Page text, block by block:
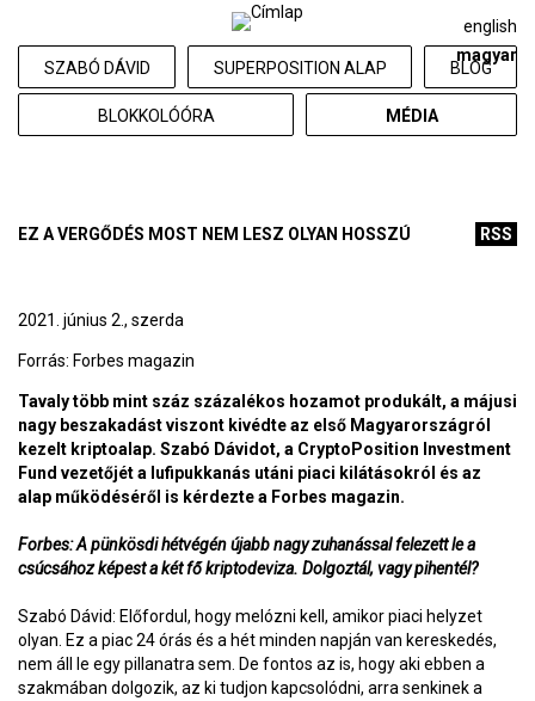
SZABÓ DÁVID SUPERPOSITION ALAP BLOG
BLOKKOLÓÓRA MÉDIA
english
magyar
RSS
EZ A VERGŐDÉS MOST NEM LESZ OLYAN HOSSZÚ
2021. június 2., szerda
Forrás: Forbes magazin
Tavaly több mint száz százalékos hozamot produkált, a májusi
nagy beszakadást viszont kivédte az első Magyarországról
kezelt kriptoalap. Szabó Dávidot, a CryptoPosition Investment
Fund vezetőjét a lufipukkanás utáni piaci kilátásokról és az
alap működéséről is kérdezte a Forbes magazin.
Forbes: A pünkösdi hétvégén újabb nagy zuhanással felezett le a
csúcsához képest a két fő kriptodeviza. Dolgoztál, vagy pihentél?
Szabó Dávid: Előfordul, hogy melózni kell, amikor piaci helyzet
olyan. Ez a piac 24 órás és a hét minden napján van kereskedés,
nem áll le egy pillanatra sem. De fontos az is, hogy aki ebben a
szakmában dolgozik, az ki tudjon kapcsolódni, arra senkinek a